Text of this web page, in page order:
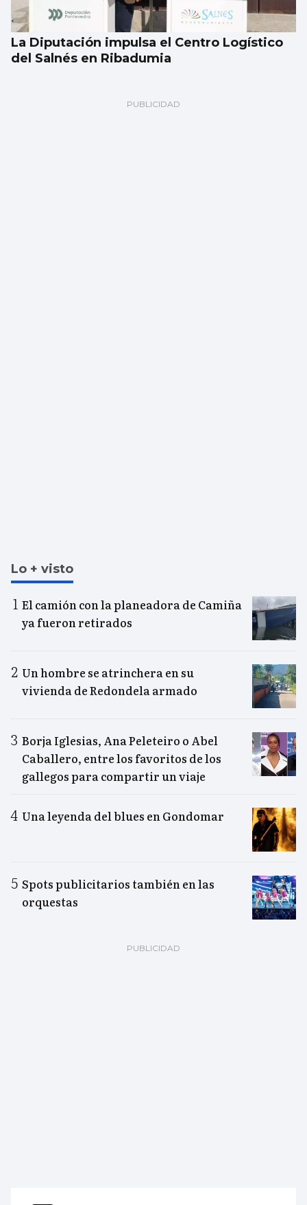
La Diputación impulsa el Centro Logístico
del Salnés en Ribadumia
Lo + visto
El camión con la planeadora de Camiña
ya fueron retirados
Un hombre se atrinchera en su
vivienda de Redondela armado
Borja Iglesias, Ana Peleteiro o Abel
Caballero, entre los favoritos de los
gallegos para compartir un viaje
Una leyenda del blues en Gondomar
Spots publicitarios también en las
orquestas